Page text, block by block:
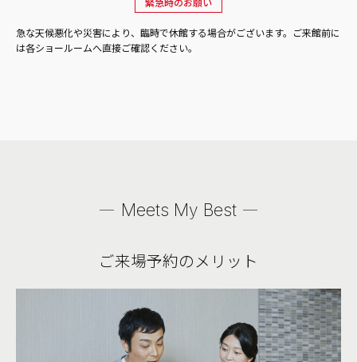
急な天候悪化や災害により、臨時で休館する場合がございます。ご来館前に
は各ショールームへ直接ご確認ください。
Meets My Best
ご来場予約のメリット